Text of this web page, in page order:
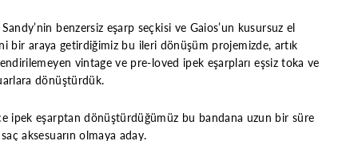
benzersiz eşarp seçkisi ve Gaios’un kusursuz el
bir araya getirdiğimiz bu ileri dönüşüm projemizde, artık
vintage ve pre-loved ipek eşarpları eşsiz toka ve
dönüştürdük.
ipek eşarptan dönüştürdüğümüz bu bandana uzun bir süre
aksesuarın olmaya aday.